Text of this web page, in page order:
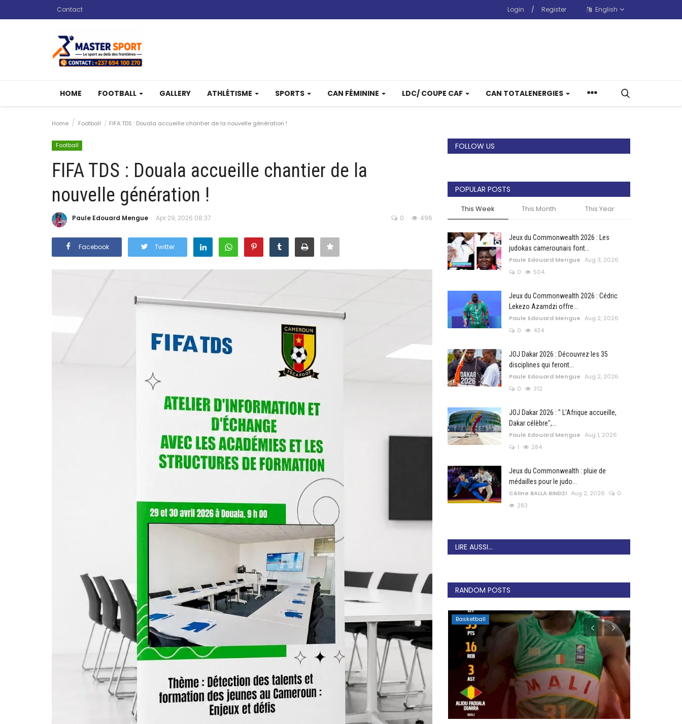
Contact Login / Register English
HOME FOOTBALL GALLERY ATHLÉTISME SPORTS CAN FÉMININE LDC/ COUPE CAF CAN TOTALENERGIES
Home Football FIFA TDS : Douala accueille chantier de la nouvelle génération !
Football
FIFA TDS : Douala accueille chantier de la
nouvelle génération !
Paule Edouard Mengue Apr 29, 2026 08:37 496
0
Facebook Twitter
FOLLOW US
POPULAR POSTS
This Week This Month This Year
Jeux du Commonwealth 2026 : Les
judokas camerounais font...
Paule Edouard Mengue Aug 3, 2026
0
504
Jeux du Commonwealth 2026 : Cédric
Lekezo Azamdzi offre...
Paule Edouard Mengue Aug 2, 2026
0
434
JOJ Dakar 2026 : Découvrez les 35
disciplines qui feront...
Paule Edouard Mengue Aug 2, 2026
0
312
JOJ Dakar 2026 : " L'Afrique accueille,
Dakar célèbre",...
Paule Edouard Mengue Aug 1, 2026
1
284
Jeux du Commonwealth : pluie de
médailles pour le judo...
Céline BALLA BINDZI Aug 2, 2026
0
283
LIRE AUSSI...
RANDOM POSTS
Rugby Athlétisme Basketball